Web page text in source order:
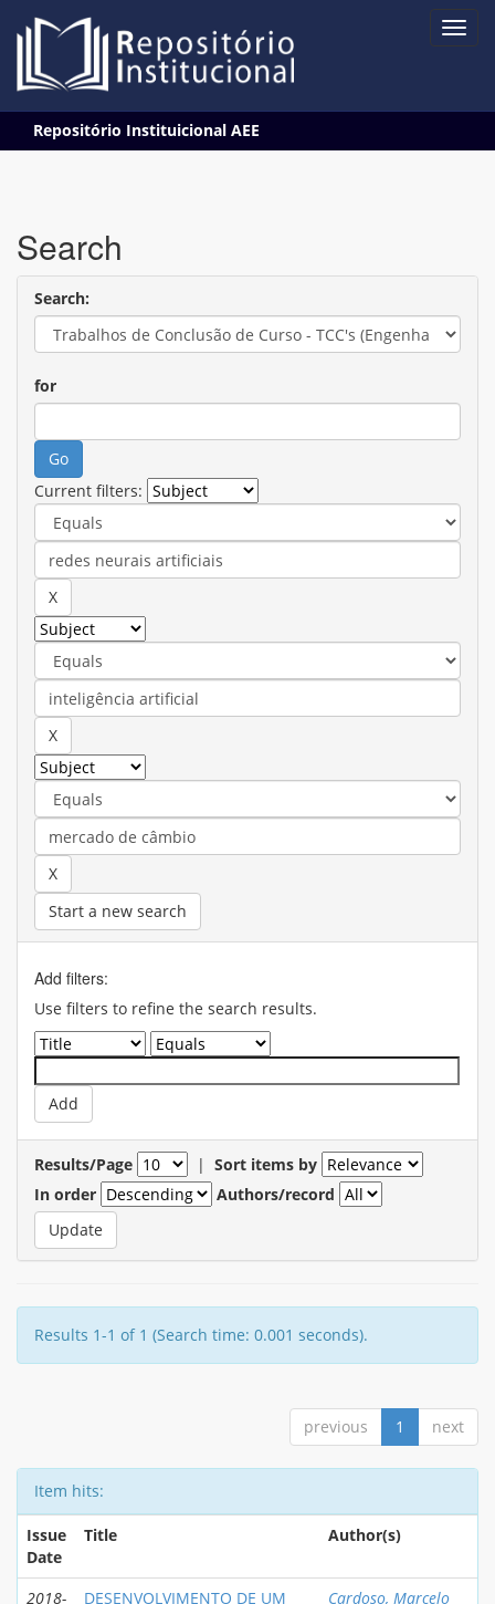
navigation
Repositório Instituicional AEE
Search
Search:
for
Current filters:
Start a new search
Add filters:
Use filters to refine the search results.
Results/Page | Sort items by
In order
Authors/record
Results 1-1 of 1 (Search time: 0.001 seconds).
previous 1 next
Item hits:
Issue
Date
Title Author(s)
2018-
DESENVOLVIMENTO DE UM
Cardoso, Marcelo